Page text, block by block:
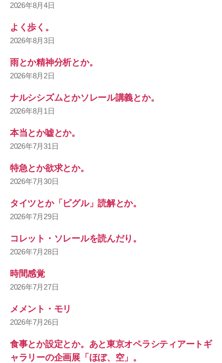
2026年8月4日
よく歩く。
2026年8月3日
雨とか精神分析とか。
2026年8月2日
ナルシシズムとかソレール講義とか。
2026年8月1日
本当とか嘘とか。
2026年7月31日
特急とか欲求とか。
2026年7月30日
タイツとか「ピグル」読解とか。
2026年7月29日
コレット・ソレールを読んだり。
2026年7月28日
時間感覚
2026年7月27日
メメント・モリ
2026年7月26日
食事とか設定とか。あと東京オペラシティアートギ
ャラリーの企画展「ほぼ、空」。